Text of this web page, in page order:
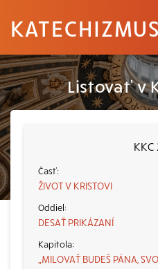
KATECHIZMUS
Listovať v
KKC
ŽIVOT V KRISTOVI
DESAŤ PRIKÁZANÍ
„MILOVAŤ BUDEŠ PÁNA,